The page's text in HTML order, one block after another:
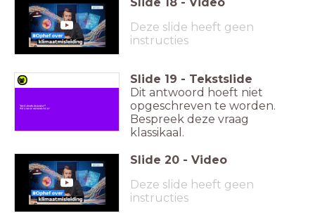
Deze slide heeft geen
instructies
Slide 19 - Tekstslide
Dit antwoord hoeft niet
opgeschreven te worden.
Bespreek deze vraag
klassikaal.
Slide 20 - Video
Deze slide heeft geen
instructies